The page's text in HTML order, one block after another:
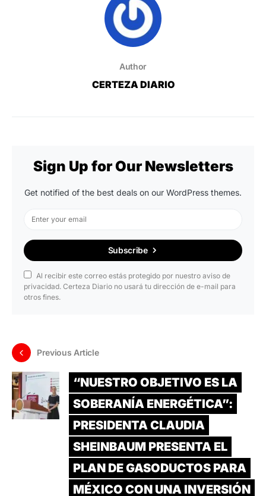
Author
CERTEZA DIARIO
Sign Up for Our Newsletters
Get notified of the best deals on our WordPress themes.
Subscribe
Al recibir este correo estás protegido por nuestro aviso de
privacidad. Certeza Diario no usará tu dirección de e-mail para
otros fines.
Previous Article
“NUESTRO OBJETIVO ES LA
SOBERANÍA ENERGÉTICA”:
PRESIDENTA CLAUDIA
SHEINBAUM PRESENTA EL
PLAN DE GASODUCTOS PARA
MÉXICO CON UNA INVERSIÓN